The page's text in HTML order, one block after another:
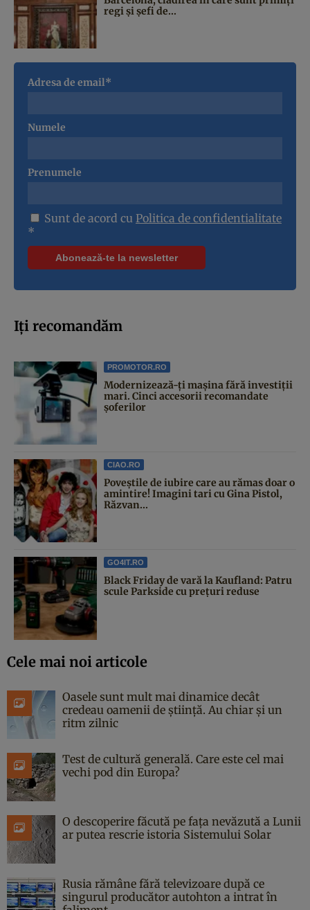
regi și șefi de...
Adresa de email*
Numele
Prenumele
Sunt de acord cu Politica de confidentialitate
*
Iți recomandăm
PROMOTOR.RO
Modernizează-ți mașina fără investiții
mari. Cinci accesorii recomandate
șoferilor
CIAO.RO
Poveştile de iubire care au rămas doar o
amintire! Imagini tari cu Gina Pistol,
Răzvan...
GO4IT.RO
Black Friday de vară la Kaufland: Patru
scule Parkside cu prețuri reduse
Cele mai noi articole
Oasele sunt mult mai dinamice decât
credeau oamenii de știință. Au chiar și un
ritm zilnic
Test de cultură generală. Care este cel mai
vechi pod din Europa?
O descoperire făcută pe fața nevăzută a Lunii
ar putea rescrie istoria Sistemului Solar
Rusia rămâne fără televizoare după ce
singurul producător autohton a intrat în